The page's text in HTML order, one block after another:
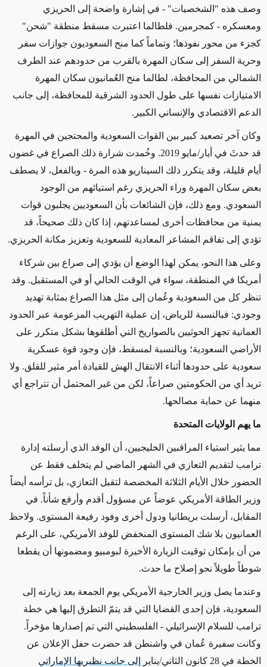
وصف هذه "الشخصيات" - في إشارة واضحة إلى الحريزي
ومعسكره - كمجرمين. فلطالما اعتبرت مسقط منطقة "شحن"
كجزء من محور نفوذها؛ وتماماً كما منح السعوديون جوازات سفر
وحرية السفر إلى سكان المهرة بالقرب من حدودهم عند الطرف
الشمالي من المحافظة، لطالما منح العُمانيون سكان المهرة
الامتيازات نفسها على طول الحدود الشرقية للمحافظة، إلى جانب
الدعم الاقتصادي والإنساني الكبير.
وكان آخر تصعيد كبير بين القوات السعودية والمحتجين في المهرة
قد حدثَ في أيار/مايو 2019. وخُمدت شرارة ذلك الصراع في غضون
أيام قليلة، وقد يتكرر ذلك السيناريو هذه المرة - وبالفعل، لا يصطف
بعض سكان المهرة وراء الحريزي رغم استيائهم من الوجود
السعودي. ومع ذلك، فإن الشائعات بأن السعوديين يجلبون قوات
يمنية من محافظات أخرى لمساعدتهم، إذا كان ذلك صحيحاً، قد
تؤدي إلى تفاقم المشاعر المعادية للسعودية وتعزيز مكانة الحريزي.
وعلى هذا النحو، يمكن لهذا الوضع أن يؤدي إلى صراع بين شركاء
أمريكا في المنطقة، سواء في الوقت الحالي أو في المستقبل. وقد
تنظر كل من السعودية وعُمان إلى مثل هذا الصراع بمثابة تهديد
وجودي: فبالنسبة للرياض، إن عملية التهريب المزعومة عبر الحدود
العمانية تجهز الحوثيين بالصواريخ التي أطلقوها بشكل متكرر على
الأراضي السعودية؛ وبالنسبة لمسقط، فإن وجود قوة عسكرية
سعودية على حدودها أثناء الانتقال الهش للقيادة أمر مثير للقلق. ولا
تريد أي من الحكومتين صراعاً، لكن من غير المحتمل أن تتراجع أي
منهما عن حماية مصالحها.
ما يهم الولايات المتحدة
مما يثير استياء المراقبين الخليجيين، أن الوفد الذي أرسلته إدارة
ترامب لتقديم التعازي في الشهر الماضي لم يتخلف فقط عن
الحضور خلال الأيام الثلاثة المخصصة لتقبل التعازي، بل ترأسه أيضاً
وزير الطاقة الأمريكي عوضاً عن مسؤول أقدم وأرفع شأناً. في
المقابل، أرسلت بريطانيا ودول أخرى وفود رفيعة المستوى. ولاحظ
العمانيون بلا شك المستوى المنخفض للوفد الأمريكي، على الرغم
من أن بإمكان توقيت الزيارة الأخيرة لبومبيو ومضمونها أن يقطعا
شوطاً طويلاً نحو إصلاح ما حدث.
وعندما يصل وزير الخارجية الأمريكي يوم الجمعة بعد زيارته إلى
السعودية، فإن إحدى القضايا التي قد يتمّ التطرق إليها هي خطة
ترامب للسلام الإسرائيلي - الفلسطيني التي تم إصدارها مؤخراً.
وكانت سفيرة عُمان في واشنطن قد حضرت حفل الإعلان عن
الخطة في 28 كانون الثاني/يناير
إلى جانب نظيريها الإماراتي